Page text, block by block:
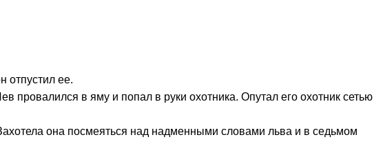
отпустил ее.
провалился в яму и попал в руки охотника. Опутал его охотник сетью
она посмеяться над надменными словами льва и в седьмом